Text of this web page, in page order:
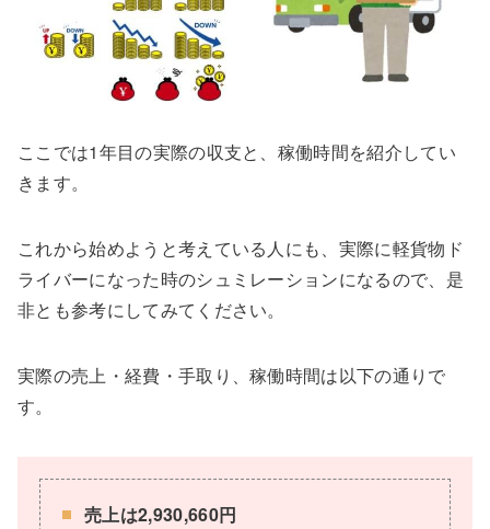
ここでは1年目の実際の収支と、稼働時間を紹介してい
きます。
これから始めようと考えている人にも、実際に軽貨物ド
ライバーになった時のシュミレーションになるので、是
非とも参考にしてみてください。
実際の売上・経費・手取り、稼働時間は以下の通りで
す。
売上は2,930,660円